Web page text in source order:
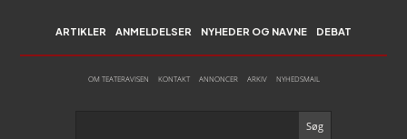
ARTIKLER ANMELDELSER NYHEDER OG NAVNE DEBAT
OM TEATERAVISEN KONTAKT ANNONCER ARKIV NYHEDSMAIL